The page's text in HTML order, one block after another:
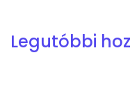
Legutóbbi